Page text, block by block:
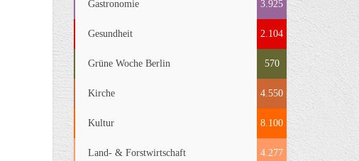
Gastronomie 3.925
Gesundheit 2.104
Grüne Woche Berlin 570
Kirche 4.550
Kultur 8.100
Land- & Forstwirtschaft 4.277